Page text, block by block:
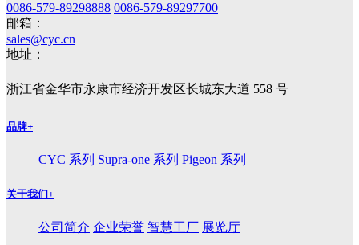
0086-579-89298888 0086-579-89297700
邮箱：
sales@cyc.cn
地址：
浙江省金华市永康市经济开发区长城东大道 558 号
品牌+
CYC 系列 Supra-one 系列 Pigeon 系列
关于我们+
公司简介 企业荣誉 智慧工厂 展览厅